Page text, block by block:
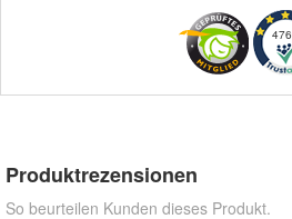
Produktrezensionen
So beurteilen Kunden dieses Produkt.